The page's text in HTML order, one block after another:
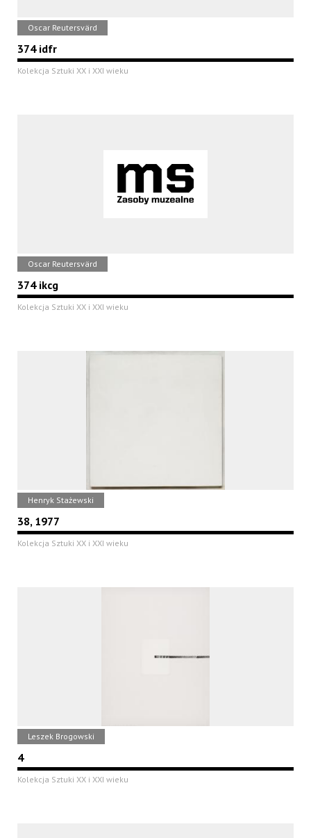
Oscar Reutersvärd
374 idfr
Kolekcja Sztuki XX i XXI wieku
Oscar Reutersvärd
374 ikcg
Kolekcja Sztuki XX i XXI wieku
Henryk Stażewski
38, 1977
Kolekcja Sztuki XX i XXI wieku
Leszek Brogowski
4
Kolekcja Sztuki XX i XXI wieku